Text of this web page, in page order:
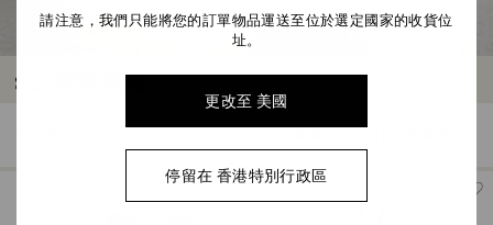
3 - Filter
SCS獨家產品
請注意，我們只能將您的訂單物品運送至位於選定國家的收貨位
址。
更改至 美國
停留在 香港特別行政區